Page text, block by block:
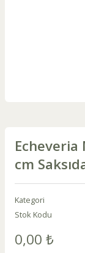
cm
Kategori
Stok Kodu
0,00 ₺